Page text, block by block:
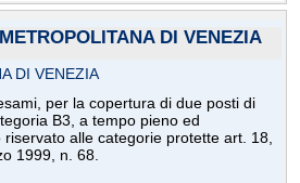
DI VENEZIA
DI VENEZIA
per la copertura di due posti di
B3, a tempo pieno ed
alle categorie protette art. 18,
1999, n. 68.